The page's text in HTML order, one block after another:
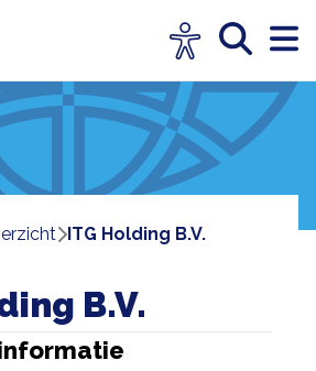
ITG Holding B.V.
B.V.